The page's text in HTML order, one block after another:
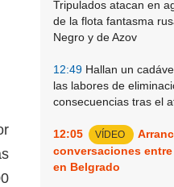
Tripulados atacan en
de la flota fantasma
Negro y de Azov
12:49 Hallan un
las labores de
consecuencias tras el
12:05 VÍDEO
conversaciones
en Belgrado